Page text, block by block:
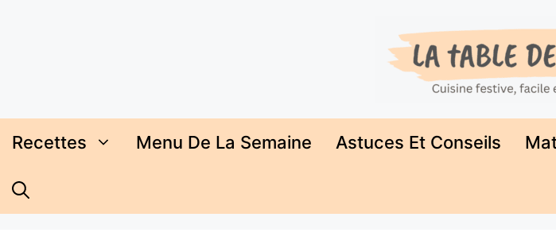
Recettes Menu De La Semaine Astuces Et Conseils